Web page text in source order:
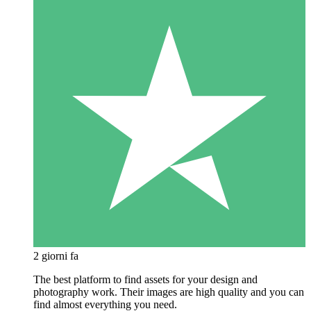
2 giorni fa
The best platform to find assets for your design and
photography work. Their images are high quality and you can
find almost everything you need.